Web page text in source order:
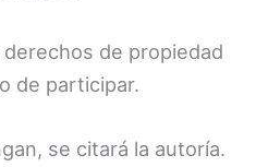
de propiedad
de participar.
se citará la autoría.